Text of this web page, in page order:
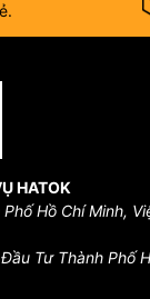
HATOK
Hồ Chí Minh,
Tư Thành Phố